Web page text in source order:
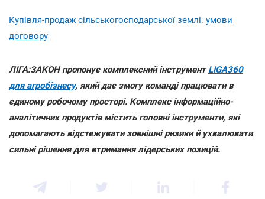
Купівля-продаж сільськогосподарської землі: умови
договору
ЛІГА:ЗАКОН пропонує комплексний інструментLIGA360
для агробізнесу, який дає змогу команді працювати в
єдиному робочому просторі. Комплекс інформаційно-
аналітичних продуктів містить головні інструменти, які
допомагають відстежувати зовнішні ризики й ухвалювати
сильні рішення для втримання лідерських позицій.